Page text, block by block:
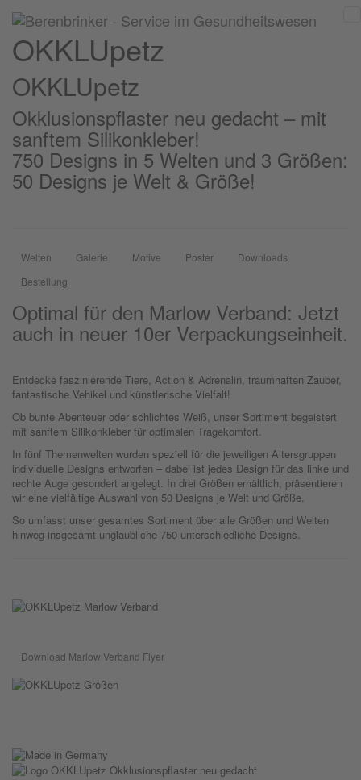
OKKLUpetz
OKKLUpetz
Okklusionspflaster neu gedacht – mit
sanftem Silikonkleber!
750 Designs in 5 Welten und 3 Größen:
50 Designs je Welt & Größe!
Welten Galerie Motive Poster
Downloads
Bestellung
Optimal für den Marlow Verband: Jetzt
auch in neuer 10er Verpackungseinheit.
Entdecke faszinierende Tiere, Action & Adrenalin, traumhaften Zauber,
fantastische Vehikel und künstlerische Vielfalt!
Ob bunte Abenteuer oder schlichtes Weiß, unser Sortiment begeistert
mit sanftem Silikonkleber für optimalen Tragekomfort.
In fünf Themenwelten wurden speziell für die jeweiligen Altersgruppen
individuelle Designs entworfen – dabei ist jedes Design für das linke und
rechte Auge gesondert angelegt. In drei Größen erhältlich, präsentieren
wir eine vielfältige Auswahl von 50 Designs je Welt und Größe.
So umfasst unser gesamtes Sortiment über alle Größen und Welten
hinweg insgesamt unglaubliche 750 unterschiedliche Designs.
Download Marlow Verband Flyer